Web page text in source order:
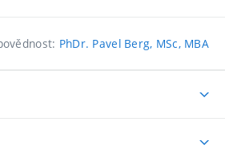
PhDr. Pavel Berg, MSc, MBA